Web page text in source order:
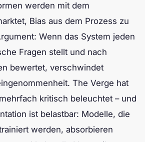
werden mit dem
Bias aus dem Prozess zu
Wenn das System jeden
Fragen stellt und nach
bewertet, verschwindet
The Verge hat
kritisch beleuchtet – und
ist belastbar: Modelle, die
werden, absorbieren